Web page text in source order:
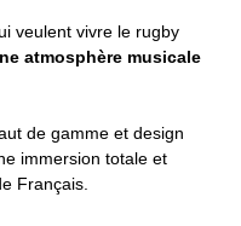
veulent vivre le rugby
atmosphère musicale
de gamme et design
immersion totale et
Français.